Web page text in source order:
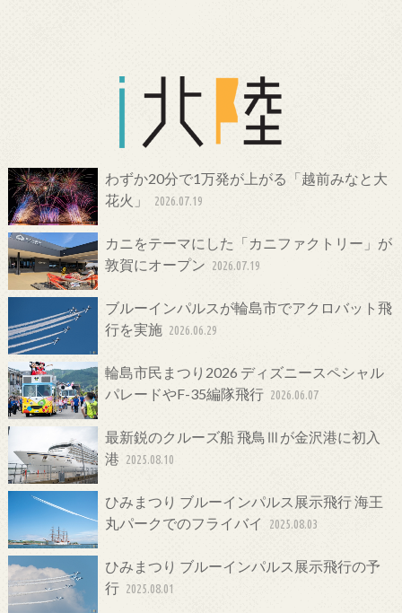
わずか20分で1万発が上がる「越前みなと大
花火」
2026.07.19
カニをテーマにした「カニファクトリー」が
敦賀にオープン 2026.07.19
ブルーインパルスが輪島市でアクロバット飛
行を実施 2026.06.29
輪島市民まつり2026 ディズニースペシャル
パレードやF-35編隊飛行 2026.06.07
最新鋭のクルーズ船 飛鳥Ⅲが金沢港に初入
港 2025.08.10
ひみまつり ブルーインパルス展示飛行 海王
丸パークでのフライバイ
2025.08.03
ひみまつり ブルーインパルス展示飛行の予
行 2025.08.01